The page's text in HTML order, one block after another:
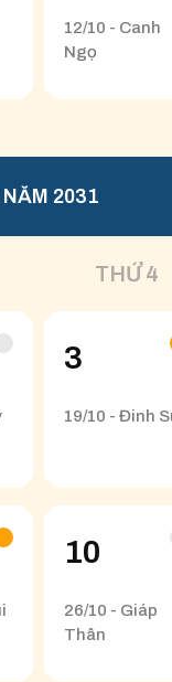
12/10 - Canh
Ngọ
2031
THỨ 4
3
19/10 - Đinh
10
26/10 - Giáp
Thân